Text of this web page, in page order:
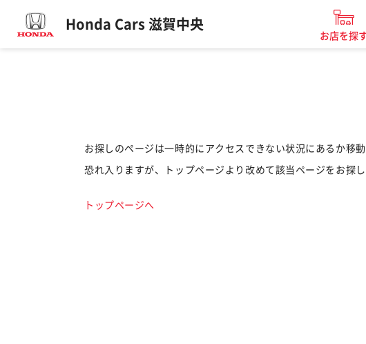
Honda Cars 滋賀中央
お店を探
お探しのページは一時的にアクセスできない状況にあるか移
恐れ入りますが、トップページより改めて該当ページをお探し
トップページへ